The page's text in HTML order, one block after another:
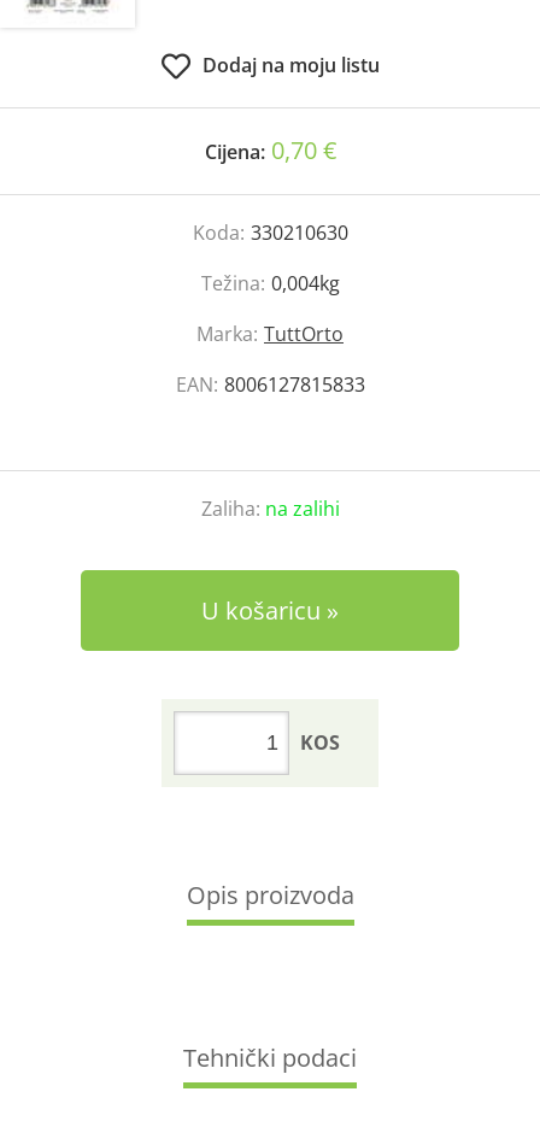
Dodaj na moju listu
Cijena: 0,70 €
Koda: 330210630
Težina: 0,004kg
Marka: TuttOrto
EAN: 8006127815833
Zaliha: na zalihi
U košaricu
KOS
Opis proizvoda
Tehnički podaci